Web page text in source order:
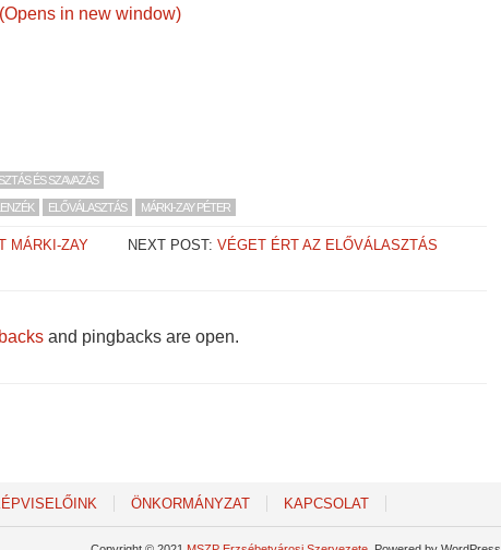
in new window)
ÉS SZAVAZÁS
ELŐVÁLASZTÁS MÁRKI-ZAY PÉTER
MÁRKI-ZAY
NEXT POST:VÉGET ÉRT AZ ELŐVÁLASZTÁS
and pingbacks are open.
ÖNKORMÁNYZAT KAPCSOLAT